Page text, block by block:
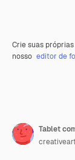
Crie suas
nosso editor de
Tablet